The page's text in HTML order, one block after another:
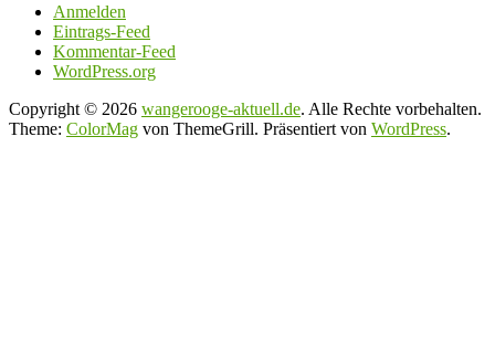
Anmelden
Eintrags-Feed
Kommentar-Feed
WordPress.org
Copyright © 2026 wangerooge-aktuell.de. Alle Rechte vorbehalten.
Theme: ColorMag von ThemeGrill. Präsentiert von WordPress.